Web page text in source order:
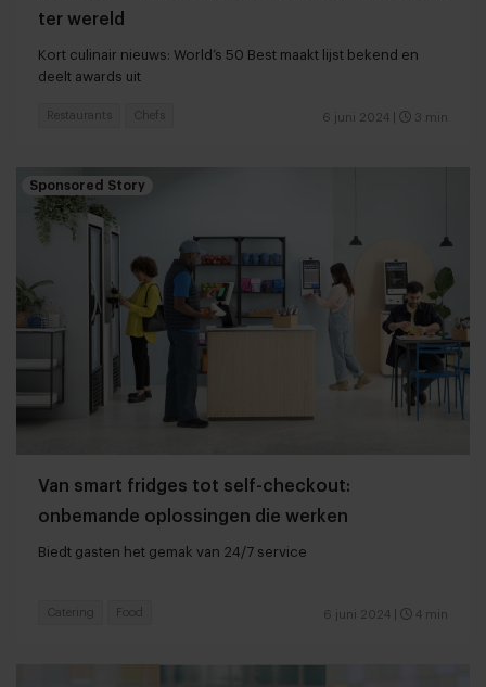
ter wereld
Kort culinair nieuws: World’s 50 Best maakt lijst bekend en
deelt awards uit
6 juni 2024 3 min
Restaurants Chefs
Sponsored Story
Van smart fridges tot self-checkout:
onbemande oplossingen die werken
Biedt gasten het gemak van 24/7 service
6 juni 2024 4 min
Catering Food